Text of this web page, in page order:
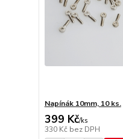
Napínák 10mm, 10 ks.
399 Kč/ks
330 Kč bez DPH